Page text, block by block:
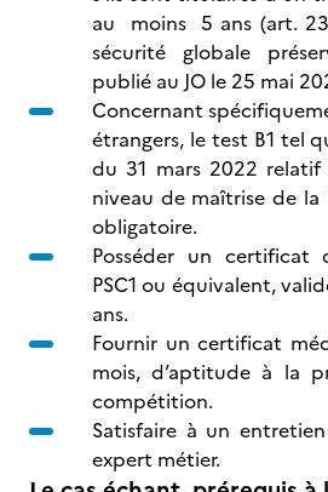
au moins 5 ans (art.
sécurité globale
publié au JO le 25 mai
Concernant
étrangers, le test B1 tel
du 31 mars 2022
niveau de maîtrise de la
obligatoire.
Posséder un certificat
PSC1 ou équivalent,
ans.
Fournir un certificat
mois, d’aptitude à la
compétition.
Satisfaire à un
expert métier.